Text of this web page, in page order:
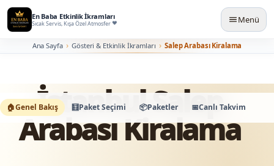
En Baba Etkinlik İkramları
Sıcak Servis, Kışa Özel Atmosfer Menü
Ana Sayfa Gösteri & Etkinlik İkramları Salep Arabası Kiralama
🏠Genel Bakış 🧮Paket Seçimi 📦Paketler 📅Canlı Takvim
İstanbul Salep
Arabası Kiralama